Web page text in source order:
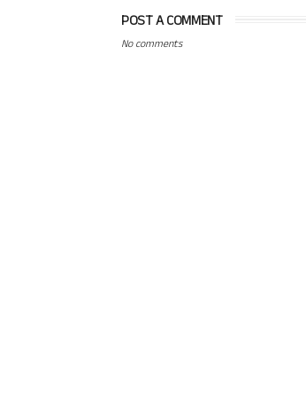
POST A COMMENT
No comments